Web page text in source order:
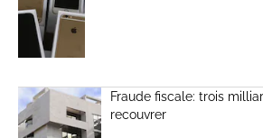
Fraude fiscale: trois
recouvrer